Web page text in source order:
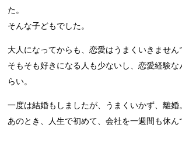
た。
そんな子どもでした。
大人になってからも、恋愛はうまくいきません
そもそも好きになる人も少ないし、恋愛経験な
らい。
一度は結婚もしましたが、うまくいかず、離婚
あのとき、人生で初めて、会社を一週間も休ん